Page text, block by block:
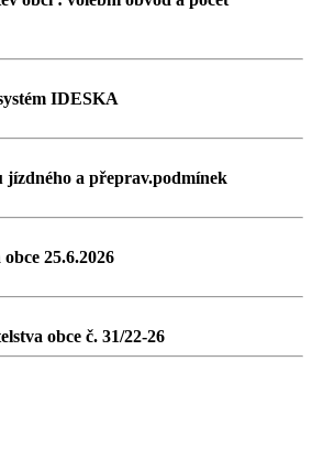
IDESKA
a přeprav.podmínek
25.6.2026
obce č. 31/22-26